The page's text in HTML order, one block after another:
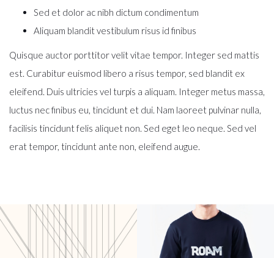
Sed et dolor ac nibh dictum condimentum
Aliquam blandit vestibulum risus id finibus
Quisque auctor porttitor velit vitae tempor. Integer sed mattis
est. Curabitur euismod libero a risus tempor, sed blandit ex
eleifend. Duis ultricies vel turpis a aliquam. Integer metus massa,
luctus nec finibus eu, tincidunt et dui. Nam laoreet pulvinar nulla,
facilisis tincidunt felis aliquet non. Sed eget leo neque. Sed vel
erat tempor, tincidunt ante non, eleifend augue.